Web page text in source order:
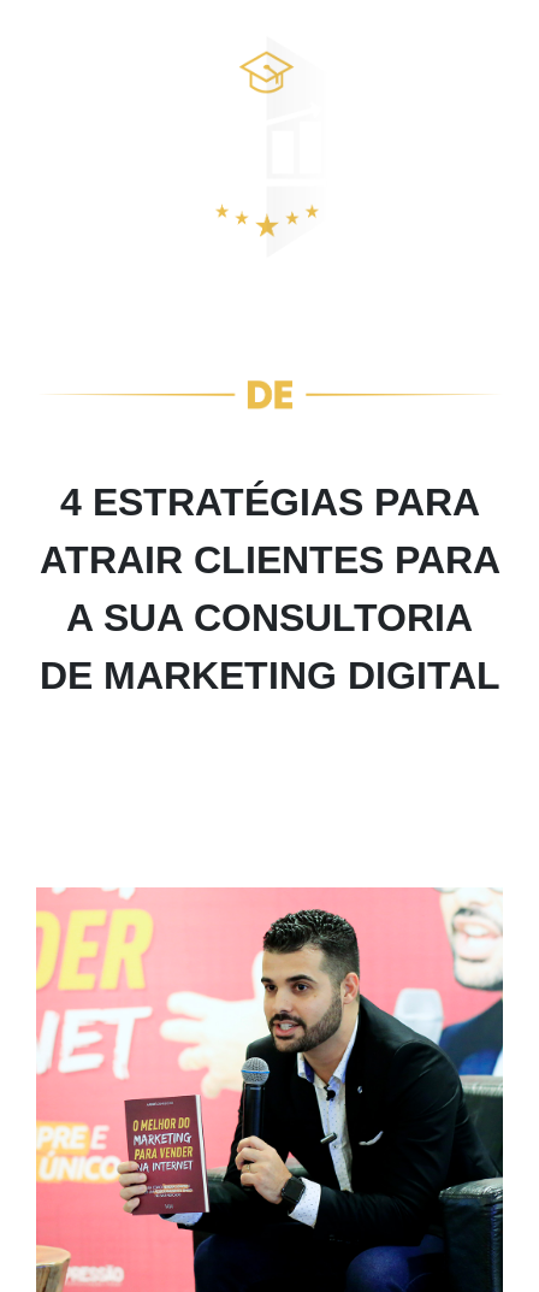
4 ESTRATÉGIAS PARA
ATRAIR CLIENTES PARA
A SUA CONSULTORIA
DE MARKETING DIGITAL